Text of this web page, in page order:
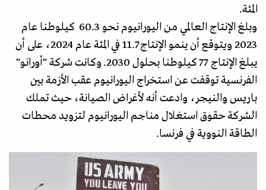
المئة.
وبلغ الإنتاج العالمي من اليورانيوم نحو 60.3 كيلوطنا عام
2023 ويتوقع أن ينمو الإنتاج 11.7 في المئة عام 2024، على أن
يبلغ الإنتاج 77 كيلوطنا بحلول 2030. وكانت شركة "أورانو"
الفرنسية توقفت عن استخراج اليورانيوم عقب الأزمة بين
باريس والنيجر، وادعت أنه لأغراض الصيانة، حيث تملك
الشركة حقوق استغلال مناجم اليورانيوم لتزويد محطات
الطاقة النووية في فرنسا.